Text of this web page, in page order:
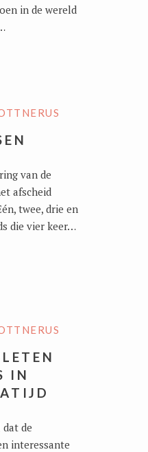
in de wereld
van de
afscheid
twee, drie en
die vier keer…
IN
de
interessante